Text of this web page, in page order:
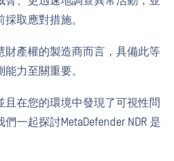
取應對措施。
財產權的製造商而言，具備此等
力至關重要。
在您的環境中發現了可視性問
一起探討MetaDefender NDR 是